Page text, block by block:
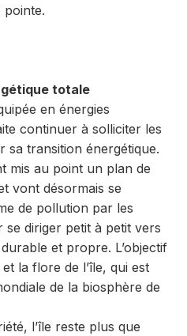
pointe.
totale
en énergies
continuer à solliciter les
sa transition énergétique.
mis au point un plan de
vont désormais se
de pollution par les
diriger petit à petit vers
et propre. L’objectif
la flore de l’île, qui est
de la biosphère de
l’île reste plus que